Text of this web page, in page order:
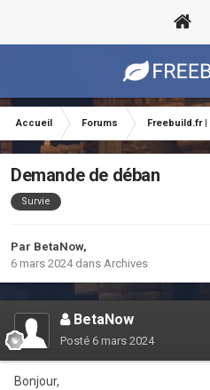
Accueil Forums Freebuild.fr
Demande de déban
Survie
Par BetaNow,
6 mars 2024dans Archives
BetaNow
Posté 6 mars 2024
Bonjour,